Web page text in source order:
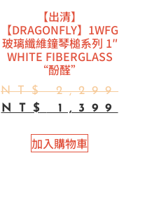
【出清】
【DRAGONFLY】1WFG
玻璃纖維鐘琴槌系列 1″
WHITE FIBERGLASS
“酚醛”
NT$2,299
NT$
1,399
加入購物車